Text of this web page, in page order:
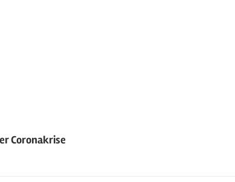
Coronakrise